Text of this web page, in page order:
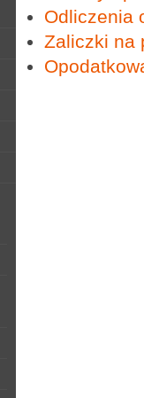
Odliczenia
Zaliczki na